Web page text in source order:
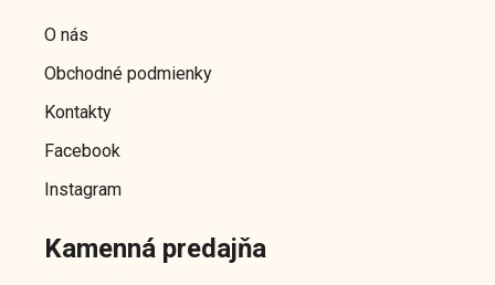
O nás
Obchodné podmienky
Kontakty
Facebook
Instagram
Kamenná predajňa